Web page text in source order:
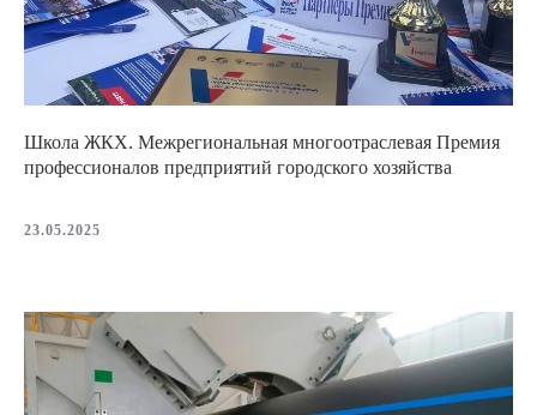
Школа ЖКХ. Межрегиональная многоотраслевая Премия
профессионалов предприятий городского хозяйства
23.05.2025